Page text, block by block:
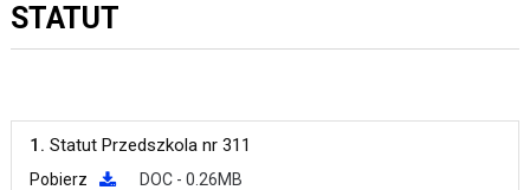
STATUT
1. Statut Przedszkola nr 311
Pobierz DOC - 0.26MB